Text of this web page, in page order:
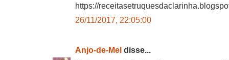
https://
26/11/2017, 22:05:00
Anjo-de-Mel disse...